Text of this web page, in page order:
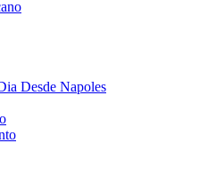
Desde Napoles